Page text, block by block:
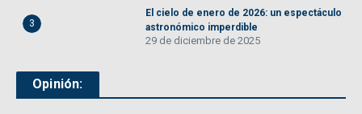
3
El cielo de enero de 2026: un espectáculo
astronómico imperdible
29 de diciembre de 2025
Opinión: